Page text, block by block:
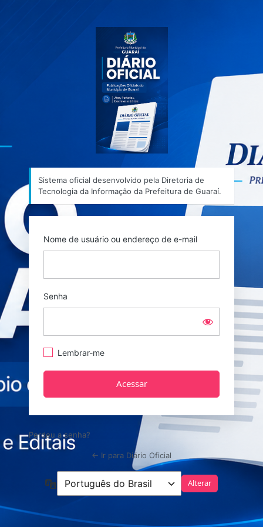
Sistema oficial desenvolvido pela Diretoria de
Tecnologia da Informação da Prefeitura de Guaraí.
Nome de usuário ou endereço de e-mail
Senha
Lembrar-me
Perdeu a senha?
← Ir para Diário Oficial
Idioma